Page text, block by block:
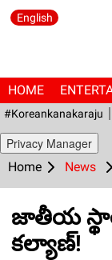
English
HOME
#Koreankanakaraju
Privacy Manager
Home News
జాతీయ
క‌ల్యాణ్‌!